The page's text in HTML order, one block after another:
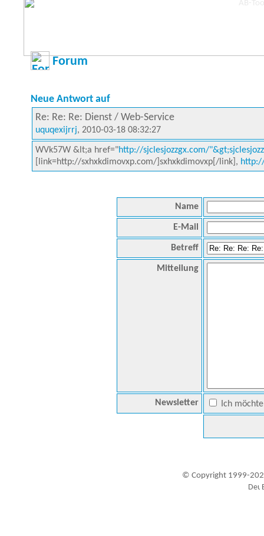
Forum
Neue Antwort auf
Re: Re: Re: Dienst / Web-Service
uquqexijrrj, 2010-03-18 08:32:27
WVk57W &lt;a href="http://sjclesjozzgx.com/
[link=http://sxhxkdimovxp.com/]sxhxkdimovxp[/link],
Name
E-Mail
Betreff
Mitteilung
Newsletter Ich
© Copyright 1999-